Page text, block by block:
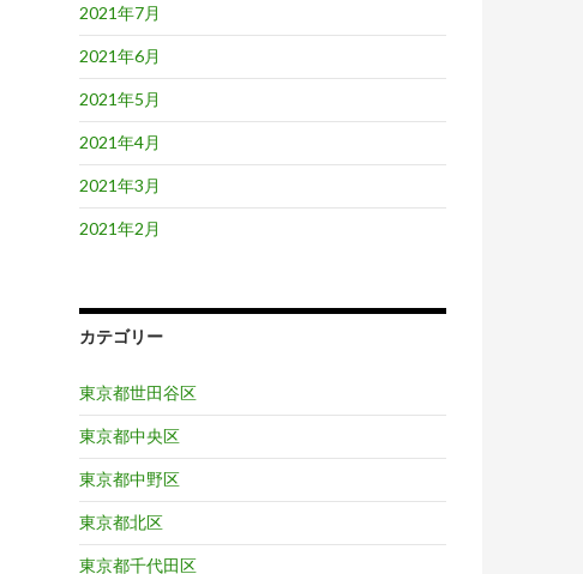
2021年7月
2021年6月
2021年5月
2021年4月
2021年3月
2021年2月
カテゴリー
東京都世田谷区
東京都中央区
東京都中野区
東京都北区
東京都千代田区